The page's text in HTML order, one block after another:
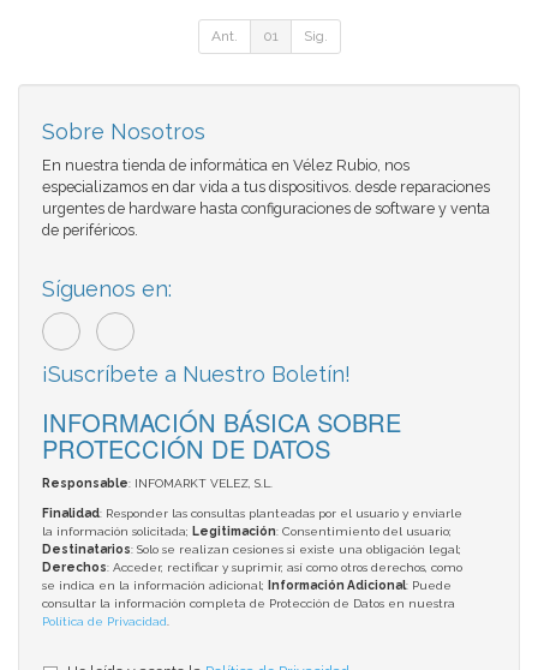
Ant. 01 Sig.
Sobre Nosotros
En nuestra tienda de informática en Vélez Rubio, nos
especializamos en dar vida a tus dispositivos. desde reparaciones
urgentes de hardware hasta configuraciones de software y venta
de periféricos.
Síguenos en:
¡Suscríbete a Nuestro Boletín!
INFORMACIÓN BÁSICA SOBRE
PROTECCIÓN DE DATOS
Responsable: INFOMARKT VELEZ, S.L.
Finalidad: Responder las consultas planteadas por el usuario y enviarle
la información solicitada; Legitimación: Consentimiento del usuario;
Destinatarios: Solo se realizan cesiones si existe una obligación legal;
Derechos: Acceder, rectificar y suprimir, así como otros derechos, como
se indica en la información adicional;
Información Adicional: Puede
consultar la información completa de Protección de Datos en nuestra
Política de Privacidad